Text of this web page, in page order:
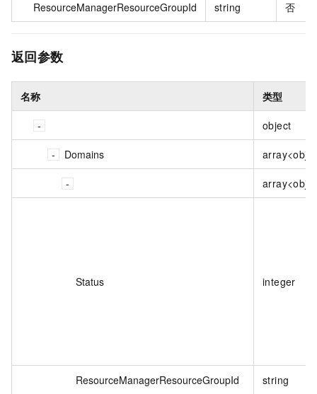
ResourceManagerResourceGroupId string 否
返回参数
名称 类型
object
Domains
Status integer
ResourceManagerResourceGroupId string